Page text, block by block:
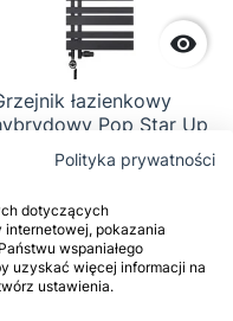

łazienkowy
Pop Star Up
POPUP-50/140C12
199,99 zł
 
Polityka prywatności
dotyczących
pokazania
wspaniałego
uzyskać więcej informacji na
ustawienia.